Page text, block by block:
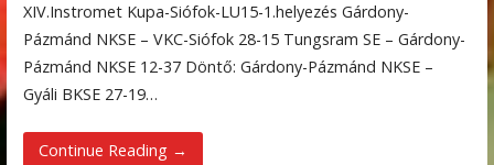
XIV.Instromet Kupa-Siófok-LU15-1.helyezés Gárdony-
Pázmánd NKSE – VKC-Siófok 28-15 Tungsram SE – Gárdony-
Pázmánd NKSE 12-37 Döntő: Gárdony-Pázmánd NKSE –
Gyáli BKSE 27-19…
Continue Reading →